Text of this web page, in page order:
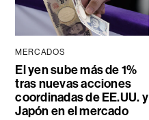
MERCADOS
El yen sube más de 1%
tras nuevas acciones
coordinadas de EE.UU. y
Japón en el mercado